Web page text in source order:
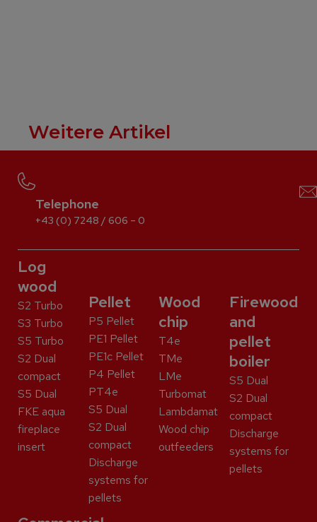
Weitere Artikel
Telephone
+43 (0) 7248 / 606 – 0
Log
wood
S2 Turbo
S3 Turbo
S5 Turbo
S2 Dual
compact
S5 Dual
FKE aqua
fireplace
insert
Pellet
P5 Pellet
PE1 Pellet
PE1c Pellet
P4 Pellet
PT4e
S5 Dual
S2 Dual
compact
Discharge
systems for
pellets
Wood
chip
T4e
TMe
LMe
Turbomat
Lambdamat
Wood chip
outfeeders
Firewood
and
pellet
boiler
S5 Dual
S2 Dual
compact
Discharge
systems for
pellets